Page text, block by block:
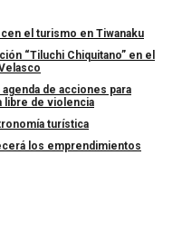
el turismo en Tiwanaku
“Tiluchi Chiquitano” en el
de acciones para
libre de violencia
turística
los emprendimientos